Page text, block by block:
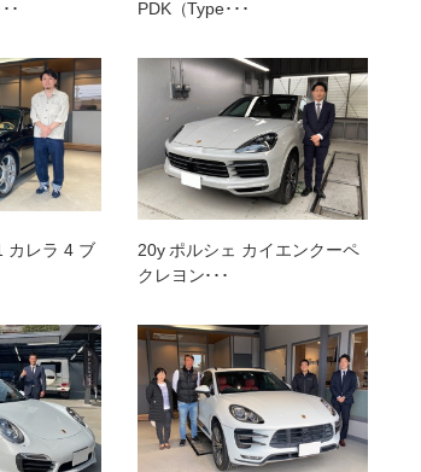
･
PDK（Type･･･
カレラ 4 ブ
20y ポルシェ カイエンクーペ
クレヨン･･･